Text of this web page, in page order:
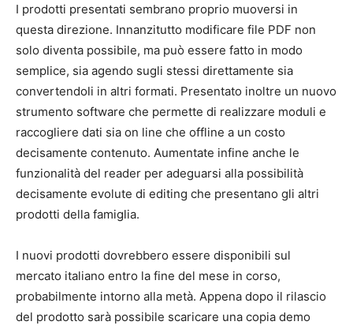
I prodotti presentati sembrano proprio muoversi in
questa direzione. Innanzitutto modificare file PDF non
solo diventa possibile, ma può essere fatto in modo
semplice, sia agendo sugli stessi direttamente sia
convertendoli in altri formati. Presentato inoltre un nuovo
strumento software che permette di realizzare moduli e
raccogliere dati sia on line che offline a un costo
decisamente contenuto. Aumentate infine anche le
funzionalità del reader per adeguarsi alla possibilità
decisamente evolute di editing che presentano gli altri
prodotti della famiglia.
I nuovi prodotti dovrebbero essere disponibili sul
mercato italiano entro la fine del mese in corso,
probabilmente intorno alla metà. Appena dopo il rilascio
del prodotto sarà possibile scaricare una copia demo